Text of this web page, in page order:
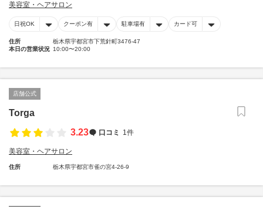
美容室・ヘアサロン
日祝OK クーポン有 駐車場有 カード可
住所
栃木県宇都宮市下荒針町3476-47
本日の営業状況 10:00〜20:00
店舗公式
Torga
3.23
口コミ 1件
美容室・ヘアサロン
住所 栃木県宇都宮市雀の宮4-26-9